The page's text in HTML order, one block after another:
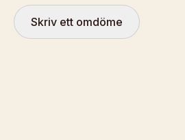
Skriv ett omdöme